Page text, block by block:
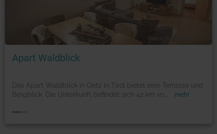
Foto: © booking.com
Apart Waldblick
Das Apart Waldblick in Oetz in Tirol bietet eine Terrasse und
Bergblick. Die Unterkunft befindet sich 42 km vo
mehr